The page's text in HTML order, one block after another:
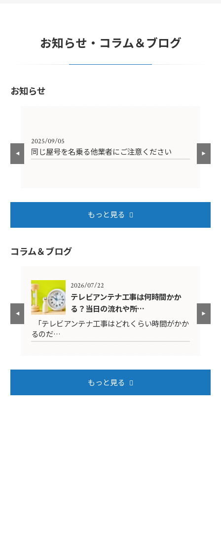
お知らせ・コラム＆ブログ
お知らせ
2025/09/05
同じ屋号を名乗る他業者にご注意ください
もっと見る
コラム＆ブログ
2026/07/22
テレビアンテナ工事は何時間かか
る？当日の流れや所…
「テレビアンテナ工事はどれくらい時間がかか
るのだ…
もっと見る